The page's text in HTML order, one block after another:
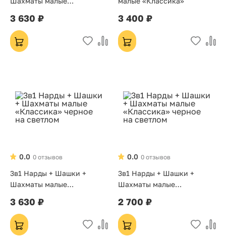
золотом
3 630 ₽ 3 400 ₽
0 отзывов
0.0
3в1 Нарды + Шашки +
Шахматы малые
светлом
3 630 ₽
0 отзывов
0.0
3в1 Нарды + Шашки +
Шахматы малые
светлом
2 700 ₽